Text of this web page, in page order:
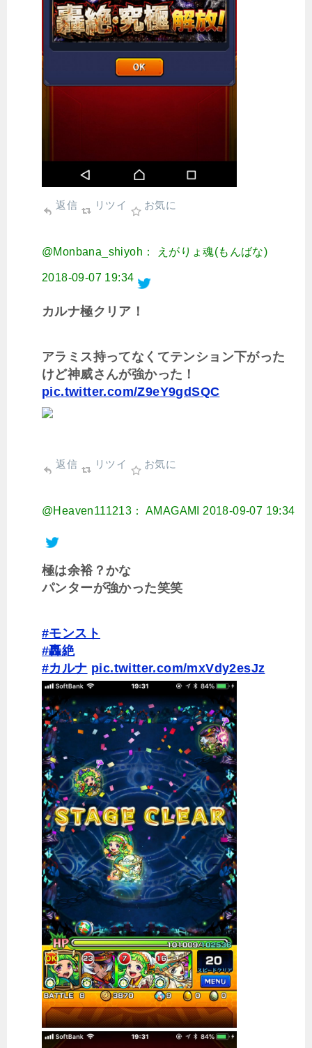
返信 リツイ お気に
@Monbana_shiyoh： えがりょ魂(もんばな)
2018-09-07 19:34
カルナ極クリア！
アラミス持ってなくてテンション下がった
けど神威さんが強かった！
pic.twitter.com/Z9eY9gdSQC
返信 リツイ お気に
@Heaven111213： AMAGAMI 2018-09-07 19:34
極は余裕？かな
パンターが強かった笑笑
#モンスト
#轟絶
#カルナ pic.twitter.com/mxVdy2esJz